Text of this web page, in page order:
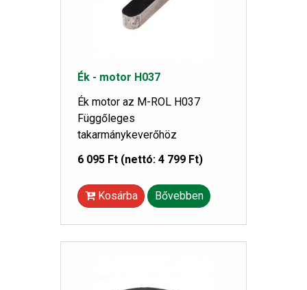
Ék - motor H037
Ék motor az M-ROL H037
Függőleges
takarmánykeverőhöz
6 095 Ft (nettó: 4 799 Ft)
Kosárba Bővebben